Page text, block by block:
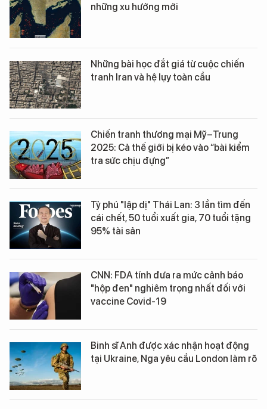
những xu hướng mới
Những bài học đắt giá từ cuộc chiến
tranh Iran và hệ lụy toàn cầu
Chiến tranh thương mại Mỹ–Trung
2025: Cả thế giới bị kéo vào “bài kiểm
tra sức chịu đựng”
Tỷ phú "lập dị" Thái Lan: 3 lần tìm đến
cái chết, 50 tuổi xuất gia, 70 tuổi tặng
95% tài sản
CNN: FDA tính đưa ra mức cảnh báo
"hộp đen" nghiêm trọng nhất đối với
vaccine Covid-19
Binh sĩ Anh được xác nhận hoạt động
tại Ukraine, Nga yêu cầu London làm rõ